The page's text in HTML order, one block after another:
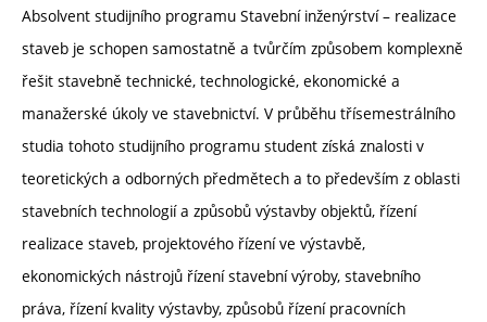
Absolvent studijního programu Stavební inženýrství – realizace
staveb je schopen samostatně a tvůrčím způsobem komplexně
řešit stavebně technické, technologické, ekonomické a
manažerské úkoly ve stavebnictví. V průběhu třísemestrálního
studia tohoto studijního programu student získá znalosti v
teoretických a odborných předmětech a to především z oblasti
stavebních technologií a způsobů výstavby objektů, řízení
realizace staveb, projektového řízení ve výstavbě,
ekonomických nástrojů řízení stavební výroby, stavebního
práva, řízení kvality výstavby, způsobů řízení pracovních